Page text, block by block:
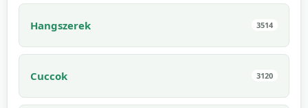
Hangszerek 3514
Cuccok 3120